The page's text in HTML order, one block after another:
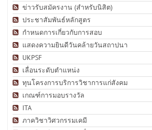
ข่าวรับสมัครงาน (สำหรับนิสิต)
ประชาสัมพันธ์หลักสูตร
กำหนดการเกี่ยวกับการสอบ
แสดงความยินดีวันคล้ายวันสถาปนา
UKPSF
เลื่อนระดับตำแหน่ง
ทุนโครงการบริการวิชาการแก่สังคม
เกณฑ์การมอบรางวัล
ITA
ภาควิชาวิศวกรรมเคมี